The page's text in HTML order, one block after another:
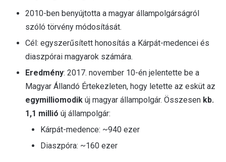
2010-ben benyújtotta a magyar állampolgárságról
szóló törvény módosítását.
Cél: egyszerűsített honosítás a Kárpát-medencei és
diaszpórai magyarok számára.
Eredmény: 2017. november 10-én jelentette be a
Magyar Állandó Értekezleten, hogy letette az esküt az
egymilliomodik új magyar állampolgár. Összesen kb.
1,1 millió új állampolgár:
Kárpát-medence: ~940 ezer
Diaszpóra: ~160 ezer